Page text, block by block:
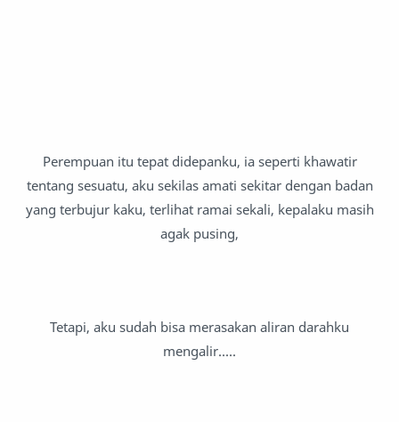
Perempuan itu tepat didepanku, ia seperti khawatir
tentang sesuatu, aku sekilas amati sekitar dengan badan
yang terbujur kaku, terlihat ramai sekali, kepalaku masih
agak pusing,
Tetapi, aku sudah bisa merasakan aliran darahku
mengalir.....